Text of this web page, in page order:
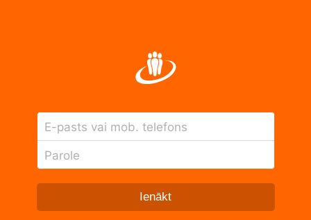
E-pasts vai mob. telefons
Parole
Ienākt